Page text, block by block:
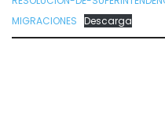
MIGRACIONES Descarga